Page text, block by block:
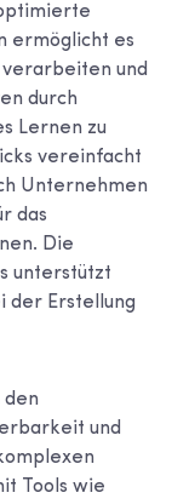
ermöglicht es
und
durch
Lernen zu
vereinfacht
Unternehmen
das
Die
unterstützt
der Erstellung
den
und
Tools wie